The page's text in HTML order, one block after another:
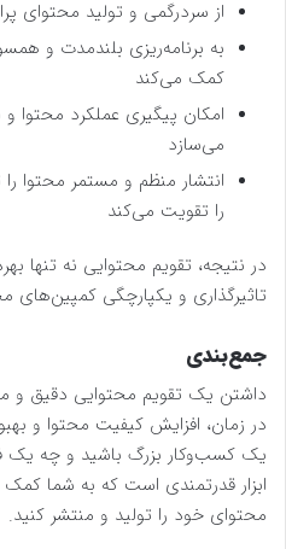
از سردرگمی و تولید محتوای
به برنامه‌ریزی بلندمدت و
کمک می‌کند
امکان پیگیری عملکرد محتوا و
می‌سازد
انتشار منظم و مستمر محتوا
را تقویت می‌کند
در نتیجه، تقویم محتوایی نه تنها
تاثیرگذاری و یکپارچگی کمپین‌های
جمع‌بندی
داشتن یک تقویم محتوایی دقیق و
در زمان، افزایش کیفیت محتوا و
یک کسب‌وکار بزرگ باشید و چه یک
ابزار قدرتمندی است که به شما
محتوای خود را تولید و منتشر کنید.